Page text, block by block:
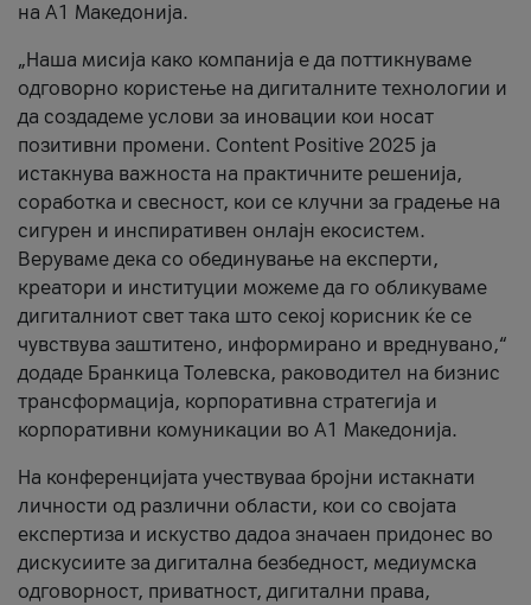
на А1 Македонија.
„Наша мисија како компанија е да поттикнуваме
одговорно користење на дигиталните технологии и
да создадеме услови за иновации кои носат
позитивни промени. Content Positive 2025 ја
истакнува важноста на практичните решенија,
соработка и свесност, кои се клучни за градење на
сигурен и инспиративен онлајн екосистем.
Веруваме дека со обединување на експерти,
креатори и институции можеме да го обликуваме
дигиталниот свет така што секој корисник ќе се
чувствува заштитено, информирано и вреднувано,“
додаде Бранкица Толевска, раководител на бизнис
трансформација, корпоративна стратегија и
корпоративни комуникации во А1 Македонија.
На конференцијата учествуваа бројни истакнати
личности од различни области, кои со својата
експертиза и искуство дадоа значаен придонес во
дискусиите за дигитална безбедност, медиумска
одговорност, приватност, дигитални права,